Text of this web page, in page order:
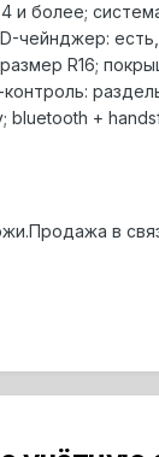
более;
чейнджер:
R16;
bluetooth +
в